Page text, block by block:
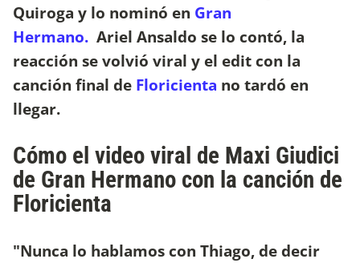
Quiroga y lo nominó en Gran
Hermano. Ariel Ansaldo se lo contó, la
reacción se volvió viral y el edit con la
canción final de Floricienta no tardó en
llegar.
Cómo el video viral de Maxi Giudici
de Gran Hermano con la canción de
Floricienta
"Nunca lo hablamos con Thiago, de decir